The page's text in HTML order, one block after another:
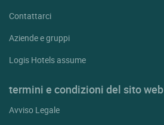
Contattarci
Aziende e gruppi
Logis Hotels assume
termini e condizioni del sito web
Avviso Legale